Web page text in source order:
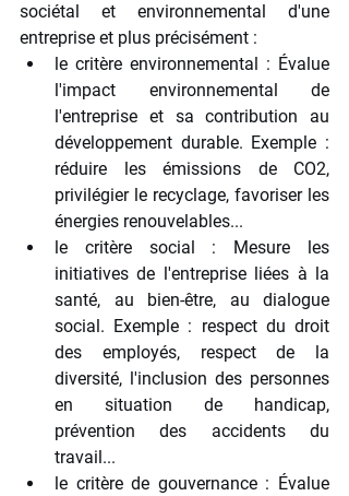
sociétal et environnemental d'une
entreprise et plus précisément :
le critère environnemental : Évalue
l'impact environnemental de
l'entreprise et sa contribution au
développement durable. Exemple :
réduire les émissions de CO2,
privilégier le recyclage, favoriser les
énergies renouvelables...
le critère social : Mesure les
initiatives de l'entreprise liées à la
santé, au bien-être, au dialogue
social. Exemple : respect du droit
des employés, respect de la
diversité, l'inclusion des personnes
en situation de handicap,
prévention des accidents du
travail...
le critère de gouvernance : Évalue